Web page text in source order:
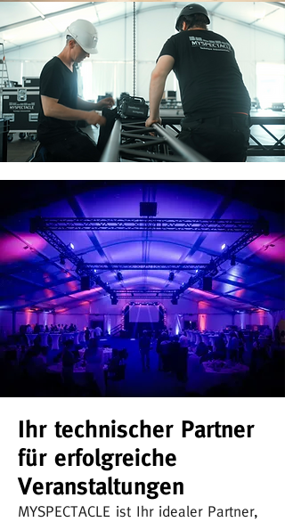
Ihr technischer Partner
für erfolgreiche
Veranstaltungen
MYSPECTACLE ist Ihr idealer Partner,